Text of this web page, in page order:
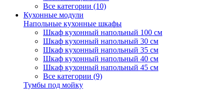
Все категории (10)
Кухонные модули
Напольные кухонные шкафы
Шкаф кухонный напольный 100 см
Шкаф кухонный напольный 30 см
Шкаф кухонный напольный 35 см
Шкаф кухонный напольный 40 см
Шкаф кухонный напольный 45 см
Все категории (9)
Тумбы под мойку